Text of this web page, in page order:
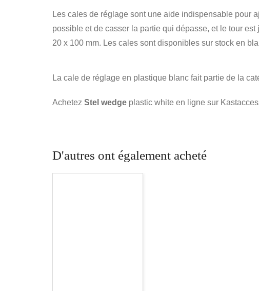
Les cales de réglage sont une aide indispensable pour
possible et de casser la partie qui dépasse, et le tour
20 x 100 mm. Les cales sont disponibles sur stock en
La cale de réglage en plastique blanc fait partie de la
Achetez Stel wedge plastic white en ligne sur
D'autres ont également acheté